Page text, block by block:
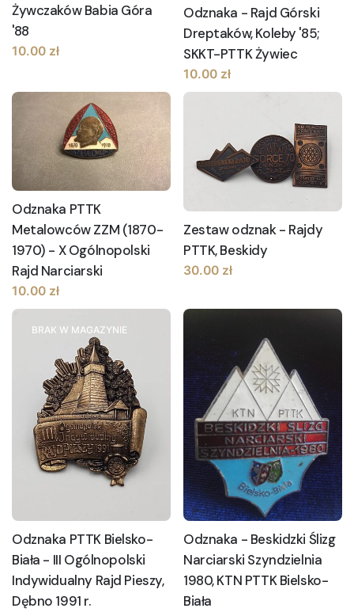
Żywczaków Babia Góra
'88
10.00 zł
Odznaka - Rajd Górski
Dreptaków, Koleby '85;
SKKT-PTTK Żywiec
10.00 zł
Odznaka PTTK
Metalowców ZZM (1870-
1970) - X Ogólnopolski
Rajd Narciarski
10.00 zł
Zestaw odznak - Rajdy
PTTK, Beskidy
30.00 zł
BRAK W MAGAZYNIE
Odznaka PTTK Bielsko-
Biała - III Ogólnopolski
Indywidualny Rajd Pieszy,
Dębno 1991 r.
Odznaka - Beskidzki Ślizg
Narciarski Szyndzielnia
1980, KTN PTTK Bielsko-
Biała